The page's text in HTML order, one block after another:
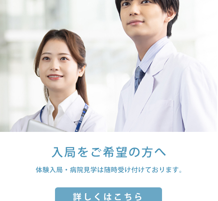
2026年2月1日
2026年9月5日（土）梅田スカイビルタワーウエスト22階に於
きまして、当科 浅井准教授が第119回日本呼吸器内視鏡学
会近畿支部会の会長を務めます。演題登録、当日ご参加よろし
くお願いいたします。 詳細は こちら（https://www.jsre-
kinki.jp/）をご覧ください。
2026年1月1日
お知らせ
「診断困難な胸膜疾患の診断確定に新たな選択肢～局所麻酔
下による低侵襲な手法の有用性を検証」当科大学院生 上田
Drの論文がプレスリリースされました。
2025年12月1日
お知らせ
教室の出来事・ニュース、業績一覧のページを更新しました。
2026年5月1日
スタッフ一覧、桃蹊会（大阪公立大学第一内科同窓会）、入局
をご検討の皆様へのページを更新しました。
2026年4月1日
更新情報
スタッフ一覧、OMU chest forumのページを更新しました。
2026年3月4日
更新情報
更新情報